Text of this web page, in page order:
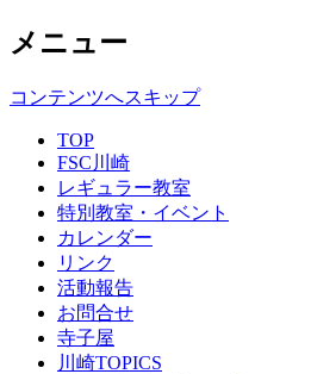
メニュー
コンテンツへスキップ
TOP
FSC川崎
レギュラー教室
特別教室・イベント
カレンダー
リンク
活動報告
お問合せ
寺子屋
川崎TOPICS